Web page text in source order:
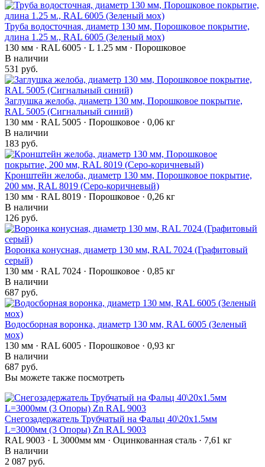
Труба водосточная, диаметр 130 мм, Порошковое покрытие,
длина 1.25 м., RAL 6005 (Зеленый мох)
130 мм · RAL 6005 · L 1.25 мм · Порошковое
В наличии
531 руб.
Заглушка желоба, диаметр 130 мм, Порошковое покрытие,
RAL 5005 (Сигнальный синий)
130 мм · RAL 5005 · Порошковое · 0,06 кг
В наличии
183 руб.
Кронштейн желоба, диаметр 130 мм, Порошковое покрытие,
200 мм, RAL 8019 (Серо-коричневый)
130 мм · RAL 8019 · Порошковое · 0,26 кг
В наличии
126 руб.
Воронка конусная, диаметр 130 мм, RAL 7024 (Графитовый
серый)
130 мм · RAL 7024 · Порошковое · 0,85 кг
В наличии
687 руб.
Водосборная воронка, диаметр 130 мм, RAL 6005 (Зеленый
мох)
130 мм · RAL 6005 · Порошковое · 0,93 кг
В наличии
687 руб.
Вы можете также посмотреть
Снегозадержатель Трубчатый на Фальц 40\20х1.5мм
L=3000мм (3 Опоры) Zn RAL 9003
RAL 9003 · L 3000мм мм · Оцинкованная сталь · 7,61 кг
В наличии
2 087 руб.